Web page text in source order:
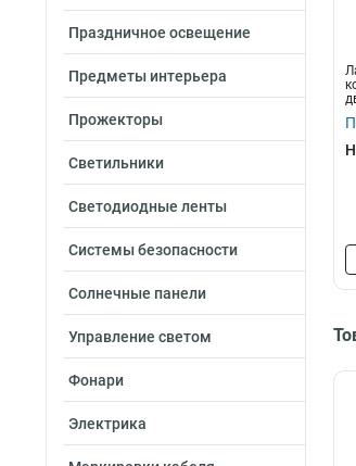
Праздничное освещение
Предметы интерьера
Прожекторы
Светильники
Светодиодные ленты
Системы безопасности
Солнечные панели
Управление светом
Фонари
Электрика